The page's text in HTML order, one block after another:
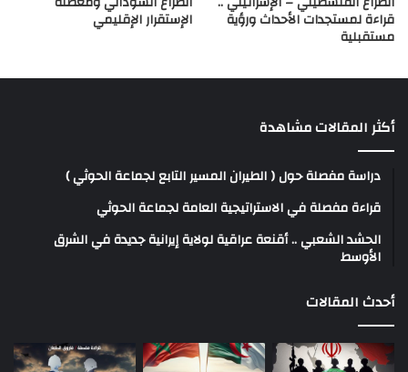
قراءة لمستجدات الأحداث ورؤية
مستقبلية
الإستقرار الإقليمي
أكثر المقالات مشاهدة
دراسة مفصلة حول ( الطيران المسير التابع لجماعة الحوثي )
قراءة مفصلة في الاستراتيجية العامة لجماعة الحوثي
الحشد الشعبي .. أقنعة عراقية لولاية إيرانية جديدة في الشرق
الأوسط
أحدث المقالات